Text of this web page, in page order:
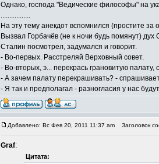
Однако, господа "Ведические философы" на
.................
На эту тему анекдот вспомнился (простите за
Вызвал Горбачёв (не к ночи будь помянут)
Сталин посмотрел, задумался и говорит.
- Во-первых. Расстреляй Верховный совет.
- Во-вторых, э... перекрась грановитую палату,
- А зачем палату перекрашивать? -
- Я так и предполагал - разногласия у нас
Добавлено: Вс Фев 20, 2011 11:37 am Заголовок
Graf:
Цитата: